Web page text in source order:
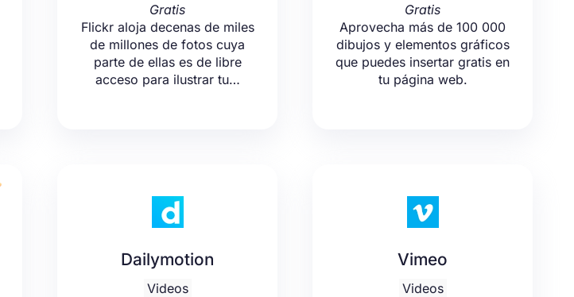
Gratis
Flickr aloja decenas de miles
de millones de fotos cuya
parte de ellas es de libre
acceso para ilustrar tu…
Gratis
Aprovecha más de 100 000
dibujos y elementos gráficos
que puedes insertar gratis en
tu página web.
Dailymotion
Videos
Vimeo
Videos